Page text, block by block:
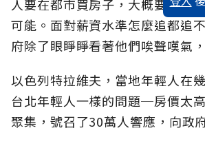
人要在都市買房子，大概要不吃
可能。面對薪資水準怎麼追都追
府除了眼睜睜看著他們唉聲嘆氣
以色列特拉維夫，當地年輕人在
台北年輕人一樣的問題─房價太
聚集，號召了30萬人響應，向政